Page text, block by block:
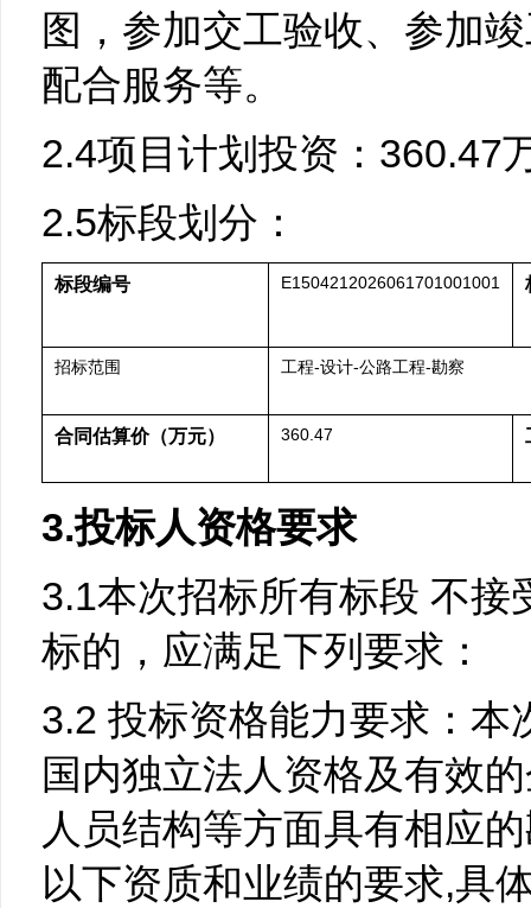
图，参加交工验收、参加
配合服务等。
2.4项目计划投资：360.47
2.5标段划分：
标段编号 E1504212026061701001001
招标范围 工程-设计-公路工程-勘察
合同估算价（万元） 360.47
3.投标人资格要求
3.1本次招标所有标段 不接
标的，应满足下列要求：
3.2 投标资格能力要求：本
国内独立法人资格及有效
人员结构等方面具有相应
以下资质和业绩的要求,具